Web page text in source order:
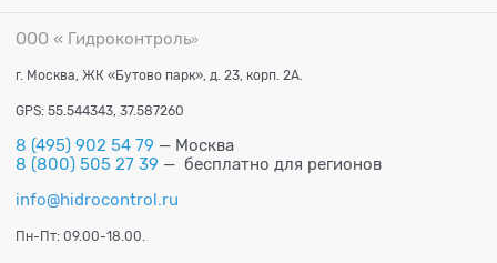
ООО « Гидроконтроль»
г. Москва, ЖК «Бутово парк», д. 23, корп. 2А.
GPS: 55.544343, 37.587260
8 (495) 902 54 79 — Москва
8 (800) 505 27 39 — бесплатно для регионов
info@hidrocontrol.ru
Пн-Пт: 09.00-18.00.